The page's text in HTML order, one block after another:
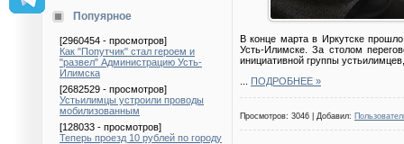
Попуярное
[2960454 - просмотров]
Как "Попутчик" стал героем и
"развел" Администрацию Усть-
Илимска
[2682529 - просмотров]
Устьилимцы устроили проводы
мобилизованным
[128033 - просмотров]
Теперь проезд 10 рублей по городу
В конце марта в Иркутске
Усть-Илимске. За столом
инициативной группы
ПОДРОБНЕЕ »
Просмотров: 3046 | Добавил: